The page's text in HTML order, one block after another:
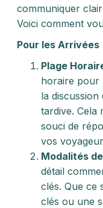
communiquer
Voici comment
Pour les Arrivées
Plage
horaire pour
la
tardive. Cela
souci de
vos
Modalités
détail
clés. Que ce
clés ou une